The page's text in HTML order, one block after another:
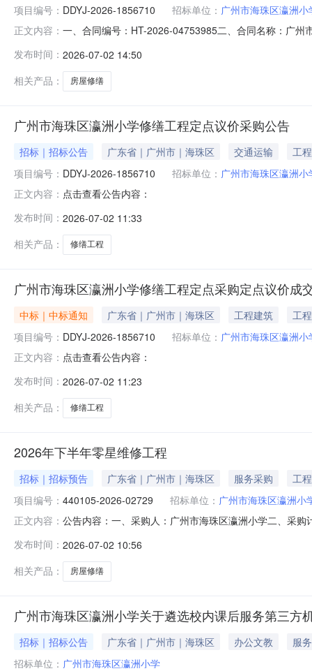
项目编号： DDYJ-2026-1856710 招标单位： 广州市海珠区瀛洲小
正文内容： 一、合同编号：HT-2026-04753985二、合同名称：广
工程有限公司地址：广州市天河区中山大道西路140号
发布时间： 2026-07-02 14:50
相关产品：
房屋修缮
广州市海珠区瀛洲小学修缮工程定点议价采购公告
招标｜招标公告 广东省｜广州市｜海珠区 交通运输
工程
项目编号： DDYJ-2026-1856710 招标单位： 广州市海珠区瀛洲小
正文内容： 点击查看公告内容：
发布时间： 2026-07-02 11:33
相关产品：
修缮工程
广州市海珠区瀛洲小学修缮工程定点采购定点议价成
中标｜中标通知 广东省｜广州市｜海珠区 工程建筑
工程
项目编号： DDYJ-2026-1856710 招标单位： 广州市海珠区瀛洲小
正文内容： 点击查看公告内容：
发布时间： 2026-07-02 11:23
相关产品：
修缮工程
2026年下半年零星维修工程
招标｜招标预告 广东省｜广州市｜海珠区 服务采购
工程
项目编号： 440105-2026-02729 招标单位： 广州市海珠区瀛洲小
正文内容： 公告内容：一、采购人：广州市海珠区瀛洲小学二、采
发布时间： 2026-07-02 10:56
相关产品：
房屋修缮
广州市海珠区瀛洲小学关于遴选校内课后服务第三方
招标｜招标公告 广东省｜广州市｜海珠区 办公文教
服务
招标单位： 广州市海珠区瀛洲小学